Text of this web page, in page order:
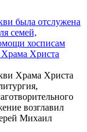
была отслужена
семей,
хосписам
Храма Христа
Храма Христа
возглавил
Михаил